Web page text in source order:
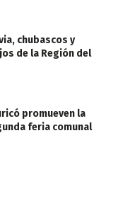
chubascos y
de la Región del
promueven la
feria comunal